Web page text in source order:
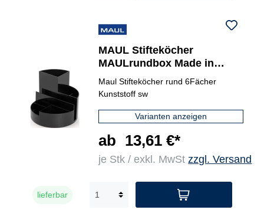
MAUL Stifteköcher
MAULrundbox Made in
Germany
Maul Stifteköcher rund 6Fächer
Kunststoff sw
Varianten anzeigen
ab 13,61 €*
je Stk / exkl. MwStzzgl. Versand
lieferbar